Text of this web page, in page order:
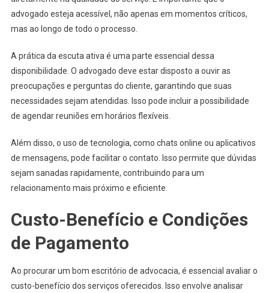
advogado esteja acessível, não apenas em momentos críticos,
mas ao longo de todo o processo.
A prática da escuta ativa é uma parte essencial dessa
disponibilidade. O advogado deve estar disposto a ouvir as
preocupações e perguntas do cliente, garantindo que suas
necessidades sejam atendidas. Isso pode incluir a possibilidade
de agendar reuniões em horários flexíveis.
Além disso, o uso de tecnologia, como chats online ou aplicativos
de mensagens, pode facilitar o contato. Isso permite que dúvidas
sejam sanadas rapidamente, contribuindo para um
relacionamento mais próximo e eficiente.
Custo-Benefício e Condições
de Pagamento
Ao procurar um bom escritório de advocacia, é essencial avaliar o
custo-benefício dos serviços oferecidos. Isso envolve analisar